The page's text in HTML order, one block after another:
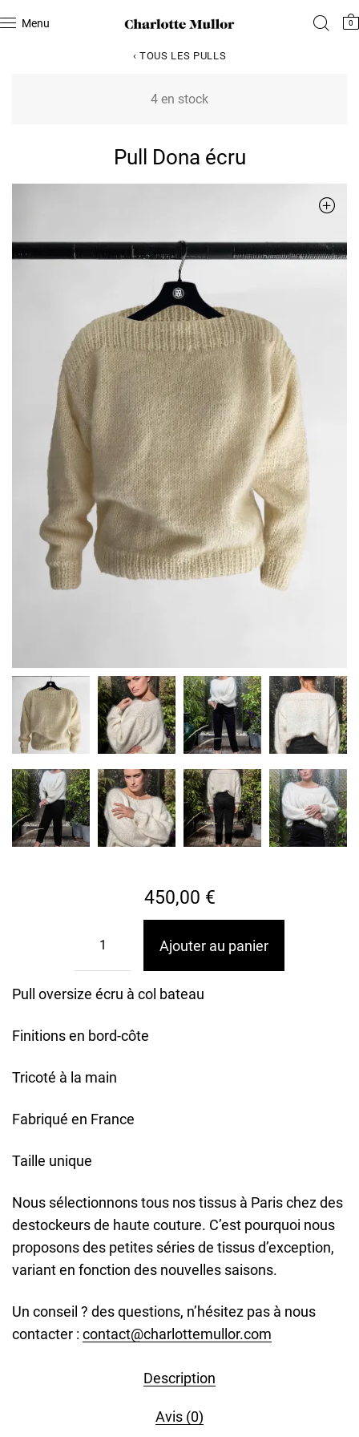
Menu 0
‹ TOUS LES PULLS
Pull Dona écru
450,00 €
Pull oversize écru à col bateau
Finitions en bord-côte
Tricoté à la main
Fabriqué en France
Taille unique
Nous sélectionnons tous nos tissus à Paris chez des
destockeurs de haute couture. C’est pourquoi nous
proposons des petites séries de tissus d’exception,
variant en fonction des nouvelles saisons.
Un conseil ? des questions, n’hésitez pas à nous
contacter : contact@charlottemullor.com
4 en stock
Ajouter au panier
Description
Avis (0)